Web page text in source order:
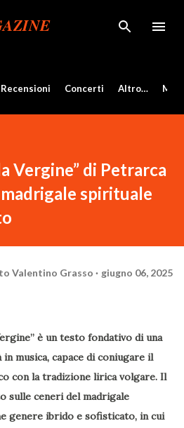
principali
Recensioni Concerti Altro…
Vergine” di Petrarca
spirituale
Valentino Grasso giugno 06, 2025
è un testo fondativo di una
musica, capace di coniugare il
con la tradizione lirica volgare. Il
sulle ceneri del madrigale
genere ibrido e sofisticato, in cui